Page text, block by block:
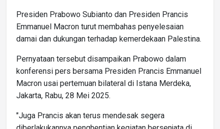
Presiden Prabowo Subianto dan Presiden Prancis
Emmanuel Macron turut membahas penyelesaian
damai dan dukungan terhadap kemerdekaan Palestina.
Pernyataan tersebut disampaikan Prabowo dalam
konferensi pers bersama Presiden Prancis Emmanuel
Macron usai pertemuan bilateral di Istana Merdeka,
Jakarta, Rabu, 28 Mei 2025.
"Juga Prancis akan terus mendesak segera